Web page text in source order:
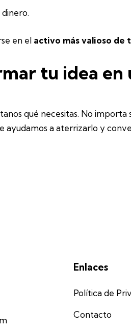
en el activo más valioso de
tu idea en
qué necesitas. No importa
ayudamos a aterrizarlo y
Enlaces
Política de
Contacto